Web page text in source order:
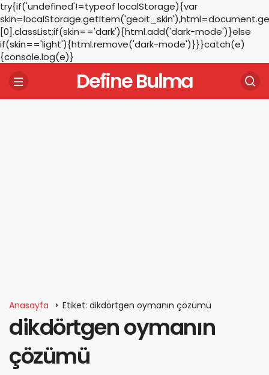
try{if('undefined'!=typeof localStorage){var
[0].classList;if(skin=='dark'){html.add('dark-mode')}else
if(skin=='light'){html.remove('dark-mode')}}}catch(e)
{console.log(e)}
Define Bulma
Anasayfa Etiket: dikdörtgen oymanın çözümü
dikdörtgen oymanın
çözümü